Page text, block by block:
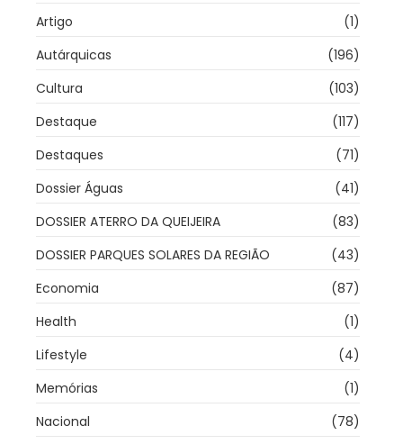
Artigo
(1)
Autárquicas
(196)
Cultura
(103)
Destaque
(117)
Destaques
(71)
Dossier Águas
(41)
DOSSIER ATERRO DA QUEIJEIRA
(83)
DOSSIER PARQUES SOLARES DA REGIÃO
(43)
Economia
(87)
Health
(1)
Lifestyle
(4)
Memórias
(1)
Nacional
(78)